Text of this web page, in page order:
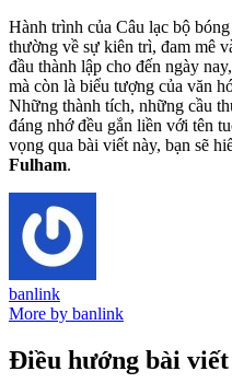
Hành trình của Câu lạc bộ
thường về sự kiên trì, đam mê
đầu thành lập cho đến ngày
mà còn là biểu tượng của văn
Những thành tích, những cầu
đáng nhớ đều gắn liền với tên
vọng qua bài viết này, bạn sẽ
Fulham.
banlink
More by banlink
Điều hướng bài viết